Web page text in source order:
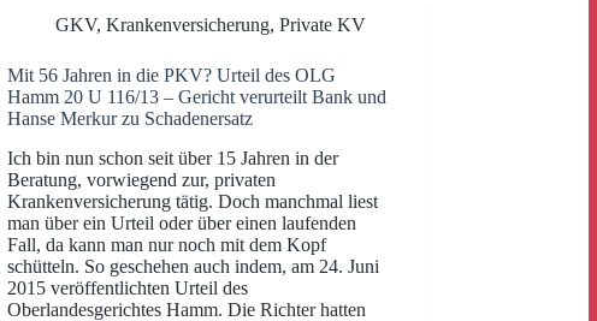
GKV,Krankenversicherung,Private KV
Mit 56 Jahren in die PKV? Urteil des OLG
Hamm 20 U 116/13 – Gericht verurteilt Bank und
Hanse Merkur zu Schadenersatz
Ich bin nun schon seit über 15 Jahren in der
Beratung, vorwiegend zur, privaten
Krankenversicherung tätig. Doch manchmal liest
man über ein Urteil oder über einen laufenden
Fall, da kann man nur noch mit dem Kopf
schütteln. So geschehen auch indem, am 24. Juni
2015 veröffentlichten Urteil des
Oberlandesgerichtes Hamm. Die Richter hatten